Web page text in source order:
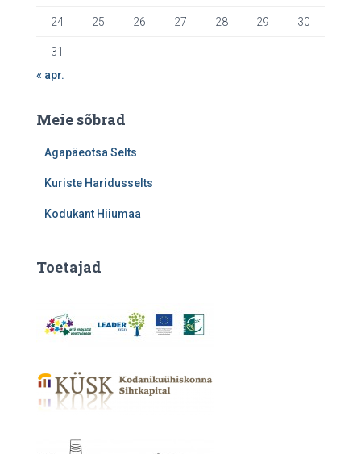
24 25 26 27 28 29 30
31
« apr.
Meie sõbrad
Agapäeotsa Selts
Kuriste Haridusselts
Kodukant Hiiumaa
Toetajad